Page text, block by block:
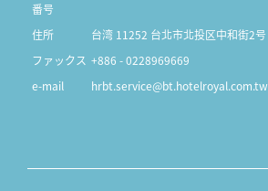
番号
住所
台湾 11252 台北市北投区中和街2号
ファックス +886 - 0228969669
e-mail
hrbt.service@bt.hotelroyal.com.tw